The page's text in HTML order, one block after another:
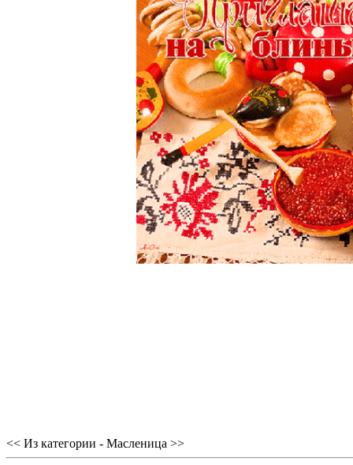
<< Из категории - Масленица >>